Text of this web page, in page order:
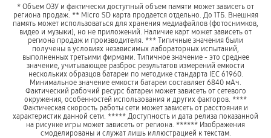
* Объем ОЗУ и фактически доступный объем памяти может зависеть от
региона продаж. ** Micro SD карта продается отдельно. До 1ТБ. Внешняя
память может использоваться для хранения медиафайлов (фотоснимков,
видео и музыки), но не приложений. Наличие карт может зависеть от
региона продаж и производителя. *** Типичные значения были
получены в условиях независимых лабораторных испытаний,
выполненных третьими фирмами. Типичное значение - это среднее
значение, учитывающее разброс результатов измерений емкости
нескольких образцов батареи по методике стандарта IEC 61960.
Минимальное значение емкости батареи составляет 6840 мАч.
Фактический рабочий ресурс батареи может зависеть от сетевого
окружения, особенностей использования и других факторов. ****
Фактическая скорость работы сети может зависеть от расстояния и
характеристик данной сети. ***** Доступность и дата релиза показанной
на рисунке игры может зависеть от региона. ****** Изображения
смоделированы и служат лишь иллюстрацией к текстам.